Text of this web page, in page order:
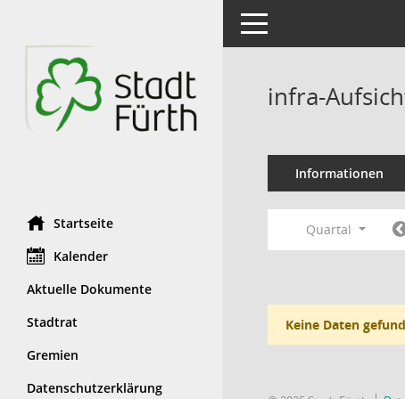
Startseite
Kalender
Aktuelle Dokumente
Stadtrat
Gremien
Datenschutzerklärung
Toggle navigation
infra-
Informationen
Quartal
Keine Daten